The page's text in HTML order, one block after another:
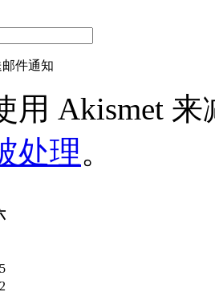
件通知
用 Akismet
处理。